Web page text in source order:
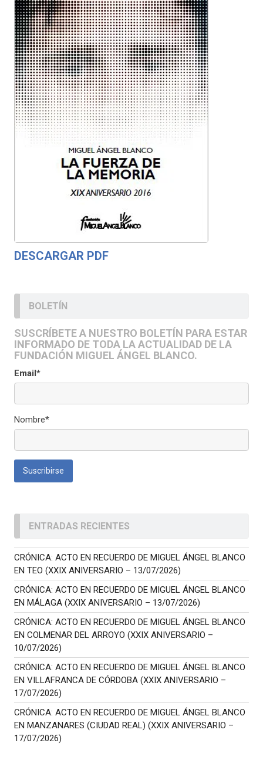
DESCARGAR PDF
BOLETÍN
SUSCRÍBETE A NUESTRO BOLETÍN PARA ESTAR
INFORMADO DE TODA LA ACTUALIDAD DE LA
FUNDACIÓN MIGUEL ÁNGEL BLANCO.
Email*
Nombre*
ENTRADAS RECIENTES
CRÓNICA: ACTO EN RECUERDO DE MIGUEL ÁNGEL BLANCO
EN TEO (XXIX ANIVERSARIO – 13/07/2026)
CRÓNICA: ACTO EN RECUERDO DE MIGUEL ÁNGEL BLANCO
EN MÁLAGA (XXIX ANIVERSARIO – 13/07/2026)
CRÓNICA: ACTO EN RECUERDO DE MIGUEL ÁNGEL BLANCO
EN COLMENAR DEL ARROYO (XXIX ANIVERSARIO –
10/07/2026)
CRÓNICA: ACTO EN RECUERDO DE MIGUEL ÁNGEL BLANCO
EN VILLAFRANCA DE CÓRDOBA (XXIX ANIVERSARIO –
17/07/2026)
CRÓNICA: ACTO EN RECUERDO DE MIGUEL ÁNGEL BLANCO
EN MANZANARES (CIUDAD REAL) (XXIX ANIVERSARIO –
17/07/2026)